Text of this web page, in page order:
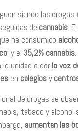
siendo las drogas
delcannabis. El
ha consumido
; y el 35,2% cannabis
la unidad a dar la voz
en colegiosy
de drogas se
tabaco y alcohol
aumentan las